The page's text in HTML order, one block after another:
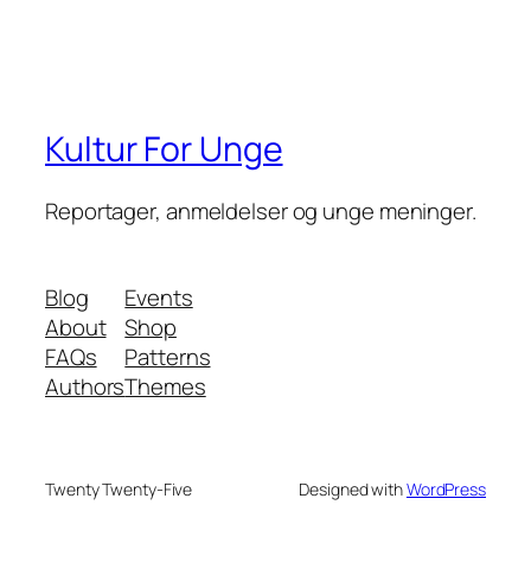
Kultur For Unge
Reportager, anmeldelser og unge meninger.
Blog
About
FAQs
Authors
Events
Shop
Patterns
Themes
Twenty Twenty-Five Designed withWordPress